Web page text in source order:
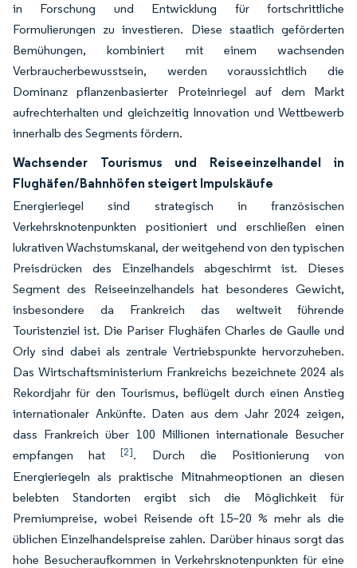
in Forschung und Entwicklung für fortschrittliche
Formulierungen zu investieren. Diese staatlich geförderten
Bemühungen, kombiniert mit einem wachsenden
Verbraucherbewusstsein, werden voraussichtlich die
Dominanz pflanzenbasierter Proteinriegel auf dem Markt
aufrechterhalten und gleichzeitig Innovation und Wettbewerb
innerhalb des Segments fördern.
Wachsender Tourismus und Reiseeinzelhandel in
Flughäfen/Bahnhöfen steigert Impulskäufe
Energieriegel sind strategisch in französischen
Verkehrsknotenpunkten positioniert und erschließen einen
lukrativen Wachstumskanal, der weitgehend von den typischen
Preisdrücken des Einzelhandels abgeschirmt ist. Dieses
Segment des Reiseeinzelhandels hat besonderes Gewicht,
insbesondere da Frankreich das weltweit führende
Touristenziel ist. Die Pariser Flughäfen Charles de Gaulle und
Orly sind dabei als zentrale Vertriebspunkte hervorzuheben.
Das Wirtschaftsministerium Frankreichs bezeichnete 2024 als
Rekordjahr für den Tourismus, beflügelt durch einen Anstieg
internationaler Ankünfte. Daten aus dem Jahr 2024 zeigen,
dass Frankreich über 100 Millionen internationale Besucher
empfangen hat[2]. Durch die Positionierung von
Energieriegeln als praktische Mitnahmeoptionen an diesen
belebten Standorten ergibt sich die Möglichkeit für
Premiumpreise, wobei Reisende oft 15–20 % mehr als die
üblichen Einzelhandelspreise zahlen. Darüber hinaus sorgt das
hohe Besucheraufkommen in Verkehrsknotenpunkten für eine